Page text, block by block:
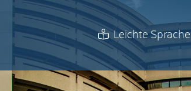
Leichte Sprache